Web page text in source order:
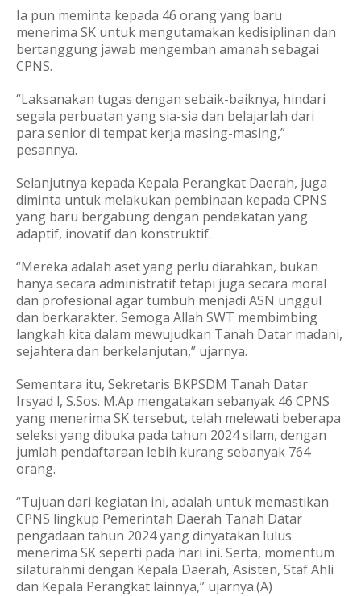
Ia pun meminta kepada 46 orang yang baru
menerima SK untuk mengutamakan kedisiplinan dan
bertanggung jawab mengemban amanah sebagai
CPNS.
“Laksanakan tugas dengan sebaik-baiknya, hindari
segala perbuatan yang sia-sia dan belajarlah dari
para senior di tempat kerja masing-masing,”
pesannya.
Selanjutnya kepada Kepala Perangkat Daerah, juga
diminta untuk melakukan pembinaan kepada CPNS
yang baru bergabung dengan pendekatan yang
adaptif, inovatif dan konstruktif.
“Mereka adalah aset yang perlu diarahkan, bukan
hanya secara administratif tetapi juga secara moral
dan profesional agar tumbuh menjadi ASN unggul
dan berkarakter. Semoga Allah SWT membimbing
langkah kita dalam mewujudkan Tanah Datar madani,
sejahtera dan berkelanjutan,” ujarnya.
Sementara itu, Sekretaris BKPSDM Tanah Datar
Irsyad l, S.Sos. M.Ap mengatakan sebanyak 46 CPNS
yang menerima SK tersebut, telah melewati beberapa
seleksi yang dibuka pada tahun 2024 silam, dengan
jumlah pendaftaraan lebih kurang sebanyak 764
orang.
“Tujuan dari kegiatan ini, adalah untuk memastikan
CPNS lingkup Pemerintah Daerah Tanah Datar
pengadaan tahun 2024 yang dinyatakan lulus
menerima SK seperti pada hari ini. Serta, momentum
silaturahmi dengan Kepala Daerah, Asisten, Staf Ahli
dan Kepala Perangkat lainnya,” ujarnya.(A)